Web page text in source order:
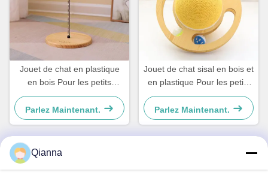
Jouet de chat en plastique
en bois Pour les petits
chiens et les chats Simple et
pratique
Parlez Maintenant.
Jouet de chat sisal en bois et
en plastique Pour les petits
chiens et les chats Simple et
pratique
Parlez Maintenant.
Qianna